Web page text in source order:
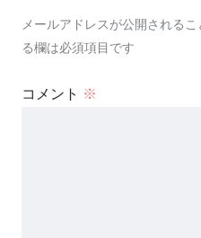
メールアドレスが公開されるこ
る欄は必須項目です
コメント ※